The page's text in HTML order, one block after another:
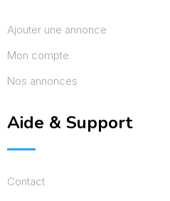
Ajouter une annonce
Mon compte
Nos annonces
Aide & Support
Contact